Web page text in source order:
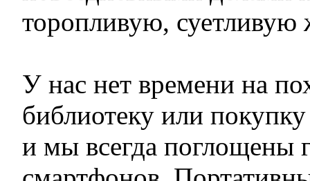
торопливую, суетливую
У нас нет времени на
библиотеку или
и мы всегда поглощены